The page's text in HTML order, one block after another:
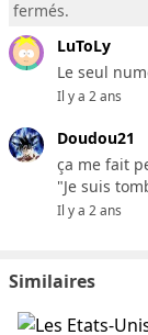
fermés.
LuToLy
Le seul
Il y a 2 ans
Doudou21
ça me fait
"Je suis
Il y a 2 ans
Similaires